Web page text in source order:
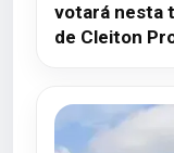
votará nesta
de Cleiton